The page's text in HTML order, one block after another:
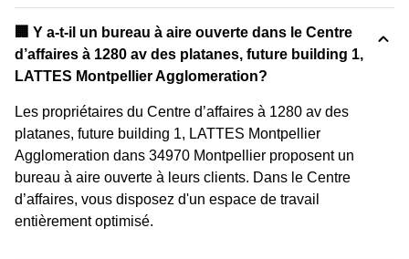
‍🏢 Y a-t-il un bureau à aire ouverte dans le Centre
d’affaires à 1280 av des platanes, future building 1,
LATTES Montpellier Agglomeration?
Les propriétaires du Centre d’affaires à 1280 av des
platanes, future building 1, LATTES Montpellier
Agglomeration dans 34970 Montpellier proposent un
bureau à aire ouverte à leurs clients. Dans le Centre
d’affaires, vous disposez d'un espace de travail
entièrement optimisé.